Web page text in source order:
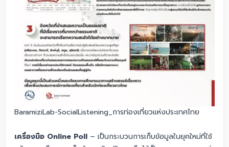
BaramiziLab-SocialListening_การท่องเที่ยวแห่งประเทศไทย
เครื่องมือ Online Poll – เป็นกระบวนการเก็บข้อมูลในยุคใหม่ที่ใช้